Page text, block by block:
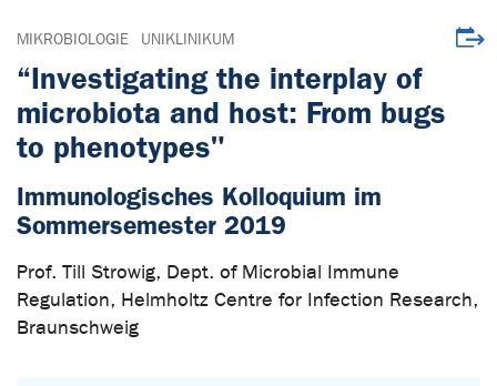
MIKROBIOLOGIE UNIKLINIKUM
“Investigating the interplay of
microbiota and host: From bugs
to phenotypes"
Immunologisches Kolloquium im
Sommersemester 2019
Prof. Till Strowig, Dept. of Microbial Immune
Regulation, Helmholtz Centre for Infection Research,
Braunschweig